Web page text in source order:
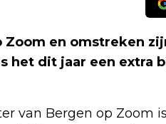
Zoom en omstreken
het dit jaar een extra
van Bergen op Zoom